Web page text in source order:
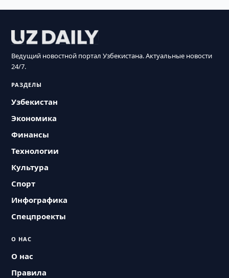
Ведущий новостной портал Узбекистана. Актуальные новости
24/7.
РАЗДЕЛЫ
Узбекистан
Экономика
Финансы
Технологии
Культура
Спорт
Инфографика
Спецпроекты
О НАС
О нас
Правила